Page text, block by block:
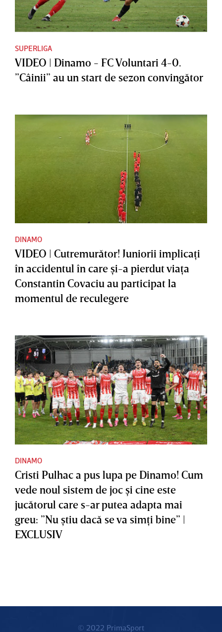
SUPERLIGA
VIDEO | Dinamo - FC Voluntari 4-0.
”Câinii” au un start de sezon convingător
DINAMO
VIDEO | Cutremurător! Juniorii implicaţi
în accidentul în care şi-a pierdut viaţa
Constantin Covaciu au participat la
momentul de reculegere
DINAMO
Cristi Pulhac a pus lupa pe Dinamo! Cum
vede noul sistem de joc şi cine este
jucătorul care s-ar putea adapta mai
greu: ”Nu ştiu dacă se va simţi bine” |
EXCLUSIV
© 2022 PrimaSport